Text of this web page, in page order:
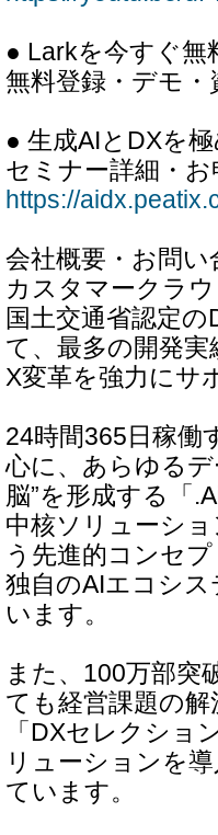
● Larkを今すぐ無
無料登録・デモ
● 生成AIとDXを
セミナー詳細・
https://
会社概要・お問い
カスタマークラ
国土交通省認定
て、最多の開発
X変革を強力にサ
24時間365日稼働
心に、あらゆる
脳”を形成する「
中核ソリューシ
う先進的コンセ
独自のAIエコシ
います。
また、100万部突
ても経営課題の
「DXセレクショ
リューションを
ています。